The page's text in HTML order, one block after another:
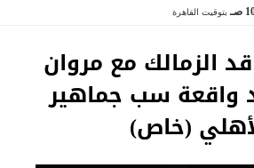
بتوقيت القاهرة
الزمالك مع مروان
واقعة سب جماهير
(خاص)